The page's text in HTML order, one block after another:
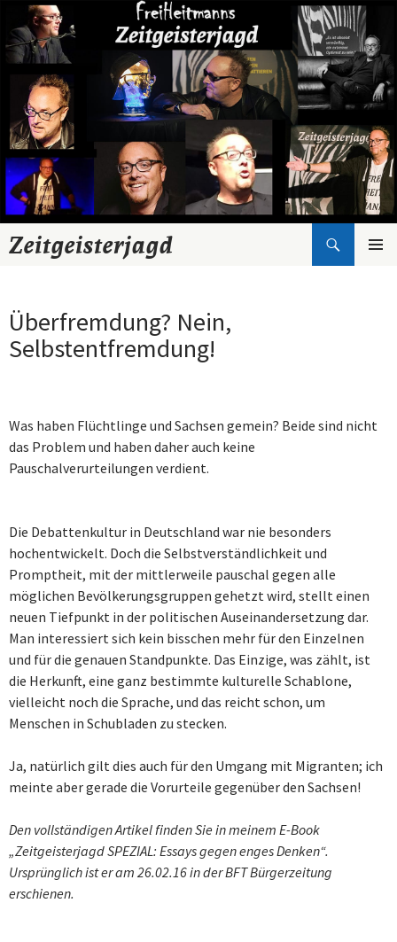
Zeitgeisterjagd
Suchen
Zum
Überfremdung? Nein,
Selbstentfremdung!
Was haben Flüchtlinge und Sachsen gemein? Beide sind nicht
das Problem und haben daher auch keine
Pauschalverurteilungen verdient.
Die Debattenkultur in Deutschland war nie besonders
hochentwickelt. Doch die Selbstverständlichkeit und
Promptheit, mit der mittlerweile pauschal gegen alle
möglichen Bevölkerungsgruppen gehetzt wird, stellt einen
neuen Tiefpunkt in der politischen Auseinandersetzung dar.
Man interessiert sich kein bisschen mehr für den Einzelnen
und für die genauen Standpunkte. Das Einzige, was zählt, ist
die Herkunft, eine ganz bestimmte kulturelle Schablone,
vielleicht noch die Sprache, und das reicht schon, um
Menschen in Schubladen zu stecken.
Ja, natürlich gilt dies auch für den Umgang mit Migranten; ich
meinte aber gerade die Vorurteile gegenüber den Sachsen!
Den vollständigen Artikel finden Sie in meinem E-Book
„Zeitgeisterjagd SPEZIAL: Essays gegen enges Denken“.
Ursprünglich ist er am 26.02.16 in der BFT Bürgerzeitung
erschienen.